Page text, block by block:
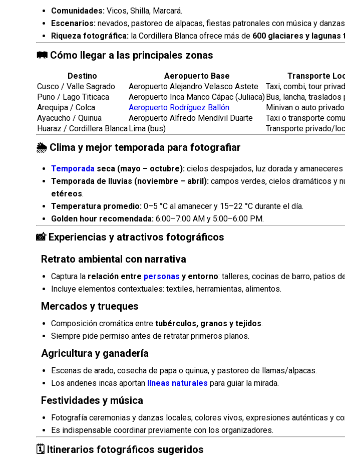
Comunidades: Vicos, Shilla, Marcará.
Escenarios: nevados, pastoreo de alpacas, fiestas patronales con música y
Riqueza fotográfica: la Cordillera Blanca ofrece más de 600 glaciares y lagunas
🛤 Cómo llegar a las principales zonas
Destino Aeropuerto Base Transporte
Cusco / Valle Sagrado
Aeropuerto Alejandro Velasco Astete Taxi, combi, tour
Puno / Lago Titicaca
Aeropuerto Inca Manco Cápac (Juliaca)Bus, lancha, traslados
Arequipa / Colca
Aeropuerto Rodríguez Ballón Minivan o auto privado
Ayacucho / Quinua
Aeropuerto Alfredo Mendívil Duarte Taxi o transporte
Huaraz / Cordillera BlancaLima (bus) Transporte privado/
🌦 Clima y mejor temporada para fotografiar
Temporada seca (mayo – octubre): cielos despejados, luz dorada y
Temporada de lluvias (noviembre – abril): campos verdes, cielos dramáticos y
etéreos.
Temperatura promedio: 0–5 °C al amanecer y 15–22 °C durante el día.
Golden hour recomendada: 6:00–7:00 AM y 5:00–6:00 PM.
📸 Experiencias y atractivos fotográficos
Retrato ambiental con narrativa
Captura la relación entre personas y entorno: talleres, cocinas de barro, patios
Incluye elementos contextuales: textiles, herramientas, alimentos.
Mercados y trueques
Composición cromática entre tubérculos, granos y tejidos.
Siempre pide permiso antes de retratar primeros planos.
Agricultura y ganadería
Escenas de arado, cosecha de papa o quinua, y pastoreo de llamas/alpacas.
Los andenes incas aportan líneas naturales para guiar la mirada.
Festividades y música
Fotografía ceremonias y danzas locales; colores vivos, expresiones auténticas y
Es indispensable coordinar previamente con los organizadores.
🗓 Itinerarios fotográficos sugeridos